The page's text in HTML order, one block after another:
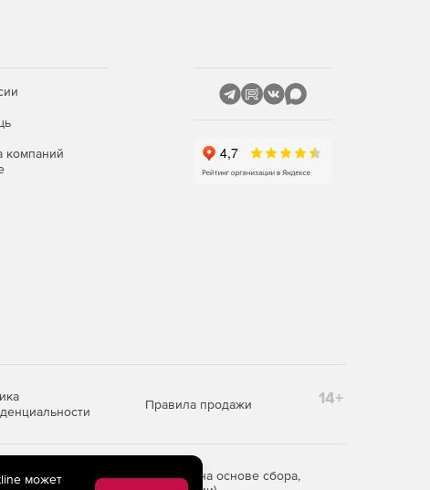
компаний
Правила продажи 14+
предоставления информации на основе сбора,
может